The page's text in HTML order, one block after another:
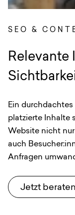
SEO &
:Relevante
Ein
platzierte Inhalte
Website nicht
auch
Anfragen
Jetzt